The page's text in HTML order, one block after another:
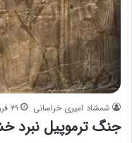
شمشاد امیری خراسانی ۳۱ فروردین ۱۳۹۱
جنگ ترموپيل نبرد